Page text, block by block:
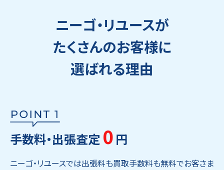
ニーゴ・リユースが
たくさんのお客様に
選ばれる理由
手数料・出張査定 0 円
ニーゴ・リユースでは出張料も買取手数料も無料でお客さま